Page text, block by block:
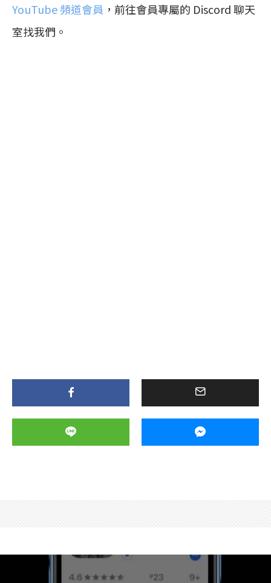
YouTube 頻道會員 ，前往會員專屬的 Discord 聊天
室找我們。